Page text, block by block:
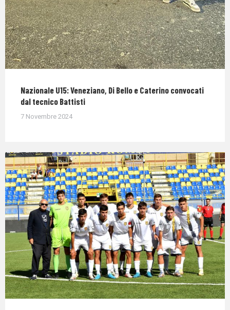
Nazionale U15: Veneziano, Di Bello e Caterino convocati
dal tecnico Battisti
7 Novembre 2024